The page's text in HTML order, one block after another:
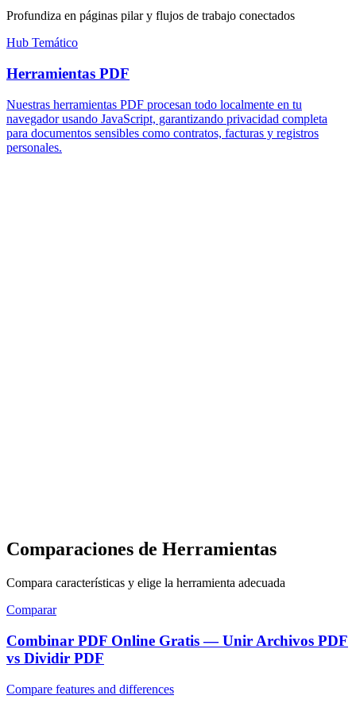
Profundiza en páginas pilar y flujos de trabajo conectados
Hub Temático
Herramientas PDF
Nuestras herramientas PDF procesan todo localmente en tu
navegador usando JavaScript, garantizando privacidad completa
para documentos sensibles como contratos, facturas y registros
personales.
Comparaciones de Herramientas
Compara características y elige la herramienta adecuada
Comparar
Combinar PDF Online Gratis — Unir Archivos PDF
vs Dividir PDF
Compare features and differences